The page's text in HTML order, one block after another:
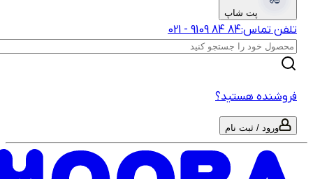
پت شاپ
تماس: 021-‎9109‎ ‎84‎ ‎84‎
هستید؟
ورود / ثبت نام